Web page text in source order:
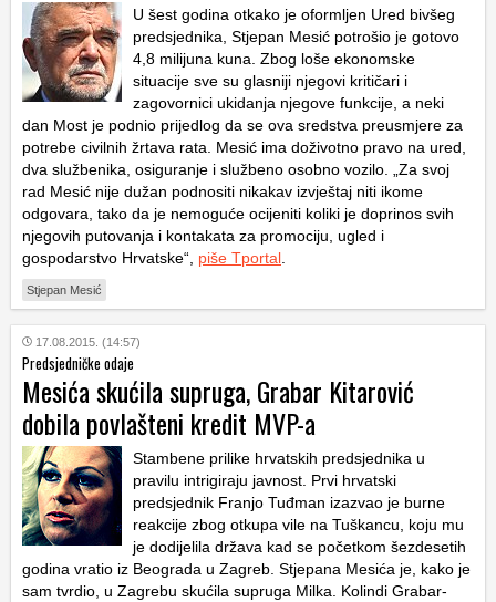
U šest godina otkako je oformljen Ured bivšeg
predsjednika, Stjepan Mesić potrošio je gotovo
4,8 milijuna kuna. Zbog loše ekonomske
situacije sve su glasniji njegovi kritičari i
zagovornici ukidanja njegove funkcije, a neki
dan Most je podnio prijedlog da se ova sredstva preusmjere za
potrebe civilnih žrtava rata. Mesić ima doživotno pravo na ured,
dva službenika, osiguranje i službeno osobno vozilo. „Za svoj
rad Mesić nije dužan podnositi nikakav izvještaj niti ikome
odgovara, tako da je nemoguće ocijeniti koliki je doprinos svih
njegovih putovanja i kontakata za promociju, ugled i
gospodarstvo Hrvatske“, piše Tportal
Stjepan Mesić
17.08.2015. (14:57)
Predsjedničke odaje
Mesića skućila supruga, Grabar Kitarović
dobila povlašteni kredit MVP-a
Stambene prilike hrvatskih predsjednika u
pravilu intrigiraju javnost. Prvi hrvatski
predsjednik Franjo Tuđman izazvao je burne
reakcije zbog otkupa vile na Tuškancu, koju mu
je dodijelila država kad se početkom šezdesetih
godina vratio iz Beograda u Zagreb. Stjepana Mesića je, kako je
sam tvrdio, u Zagrebu skućila supruga Milka. Kolindi Grabar-